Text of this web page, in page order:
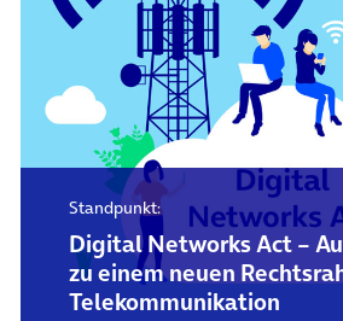
Standpunkt:
Digital Networks Act –
zu einem neuen
Telekommunikation